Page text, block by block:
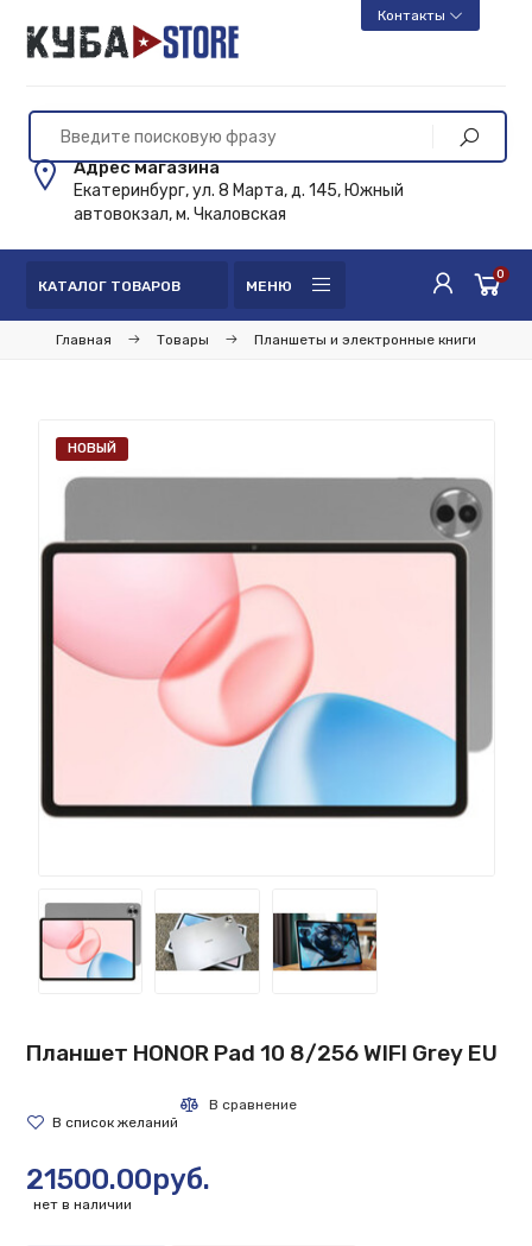
Контакты
Адрес магазина
Екатеринбург, ул. 8 Марта, д. 145, Южный
автовокзал, м. Чкаловская
КАТАЛОГ ТОВАРОВ МЕНЮ
0
Главная Товары Планшеты и электронные книги
НОВЫЙ
Планшет HONOR Pad 10 8/256 WIFI Grey EU
21500.00руб.
нет в наличии